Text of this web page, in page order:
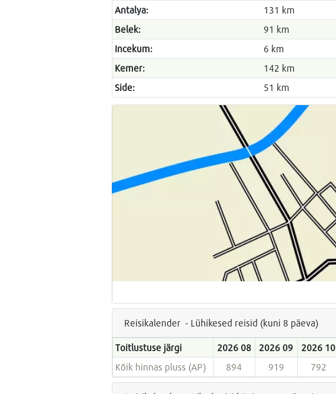
Antalya:
131 km
Belek:
91 km
Incekum:
6 km
Kemer:
142 km
Side:
51 km
Reisikalender - Lühikesed reisid (kuni 8 päeva)
Toitlustuse järgi 2026 08 2026 09 2026 10
Kõik hinnas pluss (AP)
894 919 792